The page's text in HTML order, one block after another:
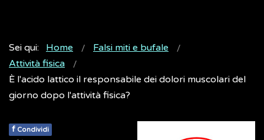
Sei qui: Home
Falsi miti e bufale
Attività fisica
È l'acido lattico il responsabile dei dolori muscolari del
giorno dopo l'attività fisica?
f Condividi